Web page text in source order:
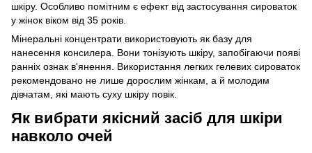
шкіру. Особливо помітним є ефект від застосування сироваток
у жінок віком від 35 років.
Мінеральні концентрати використовують як базу для
нанесення консилера. Вони тонізують шкіру, запобігаючи появі
ранніх ознак в'янення. Використання легких гелевих сироваток
рекомендовано не лише дорослим жінкам, а й молодим
дівчатам, які мають суху шкіру повік.
Як вибрати якісний засіб для шкіри
навколо очей